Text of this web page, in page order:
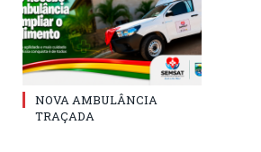
NOVA AMBULÂNCIA
TRAÇADA